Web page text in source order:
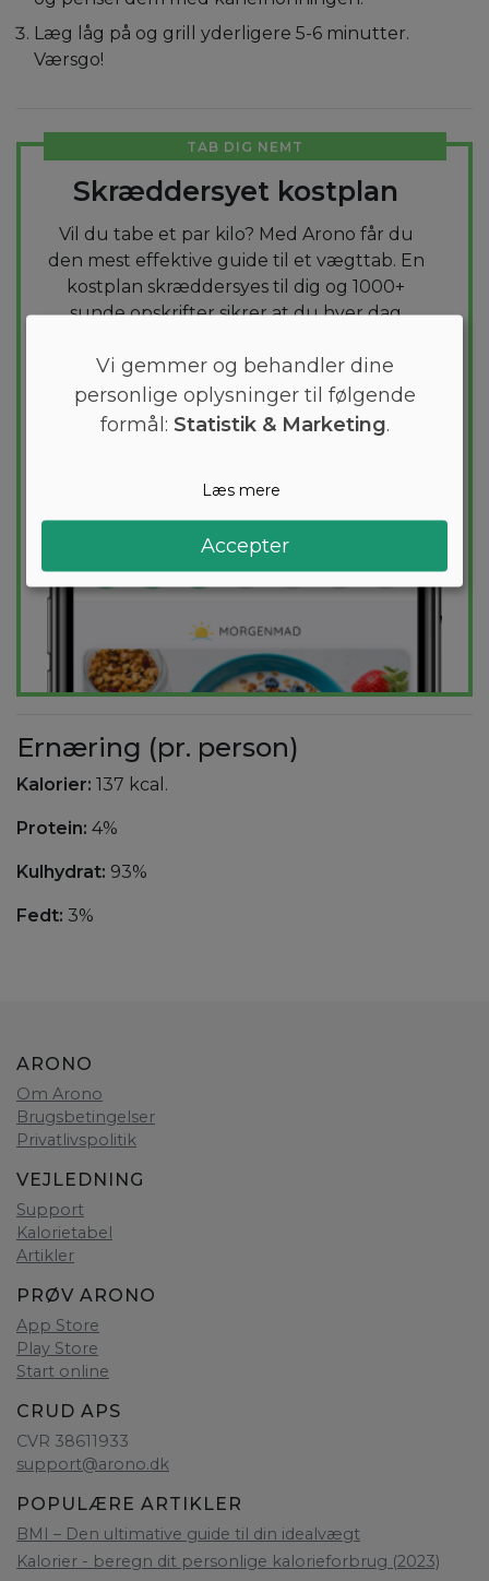
Læg låg på og grill yderligere 5-6 minutter.
Værsgo!
TAB DIG NEMT
Skræddersyet kostplan
Vil du tabe et par kilo? Med Arono får du
den mest effektive guide til et vægttab. En
kostplan skræddersyes til dig og 1000+
sunde opskrifter sikrer at du hver dag
PRØVGRATIS
Ernæring (pr. person)
Kalorier: 137 kcal.
Protein: 4%
Kulhydrat: 93%
Fedt: 3%
ARONO
Om Arono
Brugsbetingelser
Privatlivspolitik
VEJLEDNING
Support
Kalorietabel
Artikler
PRØV ARONO
App Store
Play Store
Start online
CRUD APS
CVR 38611933
support@arono.dk
POPULÆRE ARTIKLER
BMI – Den ultimative guide til din idealvægt
Kalorier - beregn dit personlige kalorieforbrug (2023)
Vi gemmer og behandler dine
personlige oplysninger til følgende
formål: Statistik & Marketing.
Læs mere
Accepter